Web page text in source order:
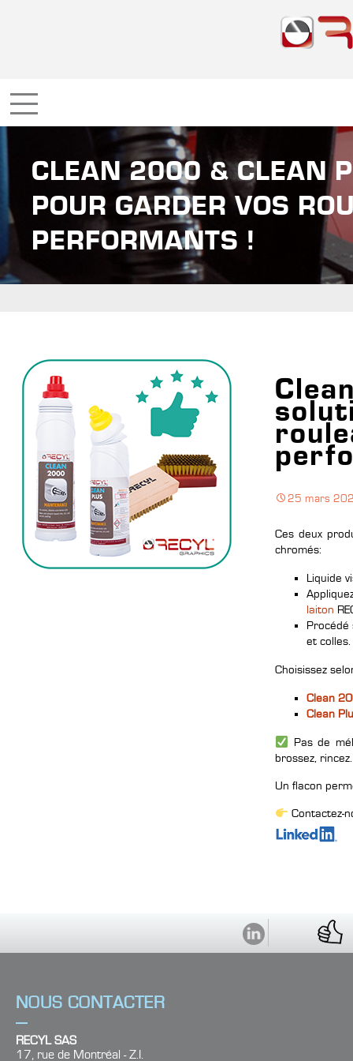
CLEAN 2000 & CLEAN
POUR GARDER VOS
PERFORMANTS !
25 mars
Ces deux
chromés:
Liquide
laiton
et colles.
Choisissez
Clean
Clean
Pas de
brossez,
Un flacon
Contactez-
NOUS CONTACTER
RECYL SAS
17, rue de Montréal - Z.I.